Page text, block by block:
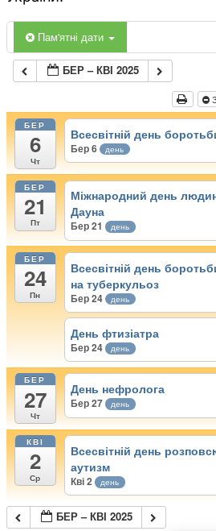
Пам'ятні дати
БЕР – КВІ 2025
БЕР
6
Чт
Всесвітній день
Бер 6 день
БЕР
21
Пт
Міжнародний день
Дауна
Бер 21 день
БЕР
24
Пн
Всесвітній день
на туберкульоз
Бер 24 день
День фтизіатра
Бер 24 день
БЕР
27
Чт
День нефролога
Бер 27 день
КВІ
2
Ср
Всесвітній день
аутизм
Кві 2 день
БЕР – КВІ 2025